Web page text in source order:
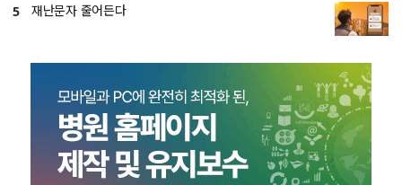
5 재난문자 줄어든다